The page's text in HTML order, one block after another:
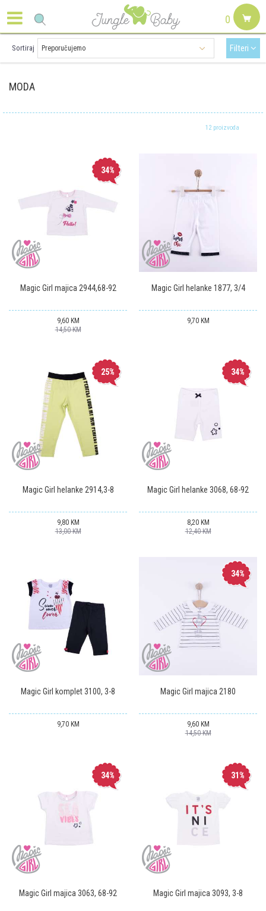
0
MODA
Sortiraj Filteri
12 proizvoda
34%
Magic Girl majica 2944,68-92
9,60 KM
14,50KM
Magic Girl helanke 1877, 3/4
9,70 KM
25%
Magic Girl helanke 2914,3-8
9,80 KM
13,00KM
34%
Magic Girl helanke 3068, 68-92
8,20 KM
12,40KM
Magic Girl komplet 3100, 3-8
9,70 KM
34%
Magic Girl majica 2180
9,60 KM
14,50KM
34%
Magic Girl majica 3063, 68-92
31%
Magic Girl majica 3093, 3-8